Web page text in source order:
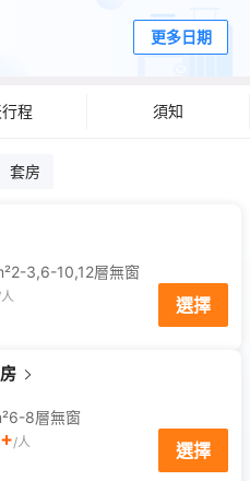
更多日期
程 須知
套房
2-3,6-10,12層無窗
選擇
6-8層無窗
+/人
選擇